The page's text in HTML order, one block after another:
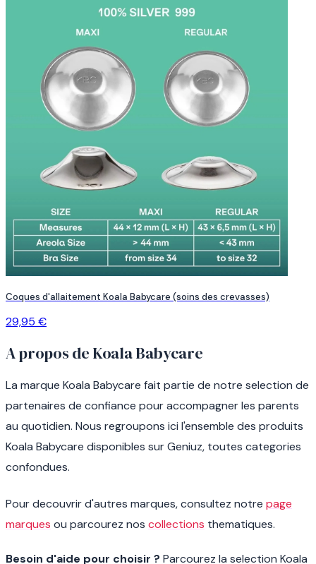
Coques d'allaitement Koala Babycare (soins des crevasses)
29,95 €
A propos de Koala Babycare
La marque Koala Babycare fait partie de notre selection de
partenaires de confiance pour accompagner les parents
au quotidien. Nous regroupons ici l'ensemble des produits
Koala Babycare disponibles sur Geniuz, toutes categories
confondues.
Pour decouvrir d'autres marques, consultez notre page
marques ou parcourez nos collections thematiques.
Besoin d'aide pour choisir ? Parcourez la selection Koala